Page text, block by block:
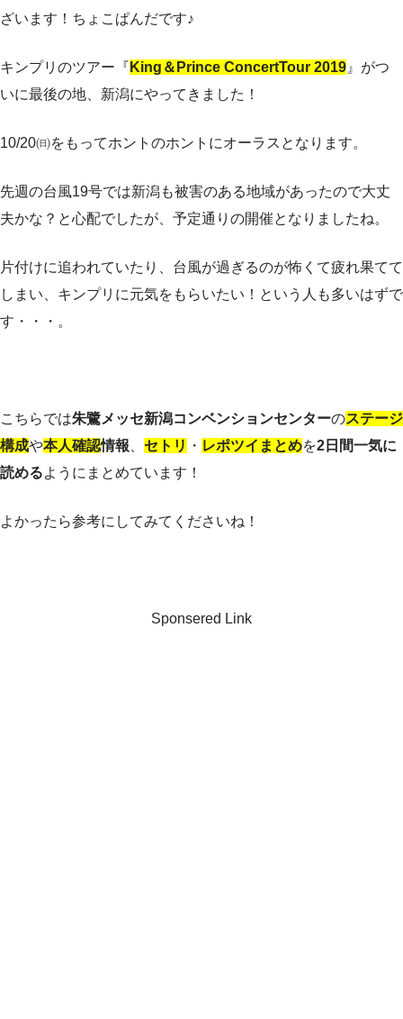
ざいます！ちょこぱんだです♪
キンプリのツアー『 King＆Prince ConcertTour 2019 』がつ
いに最後の地、新潟にやってきました！
10/20㈰をもってホントのホントにオーラスとなります。
先週の台風19号では新潟も被害のある地域があったので大丈
夫かな？と心配でしたが、予定通りの開催となりましたね。
片付けに追われていたり、台風が過ぎるのが怖くて疲れ果てて
しまい、キンプリに元気をもらいたい！という人も多いはずで
す・・・。
こちらでは朱鷺メッセ新潟コンベンションセンターのステージ
構成や本人確認情報 セトリ ・ レポツイまとめを2日間一気に
読めるようにまとめています！
よかったら参考にしてみてくださいね！
Sponsered Link